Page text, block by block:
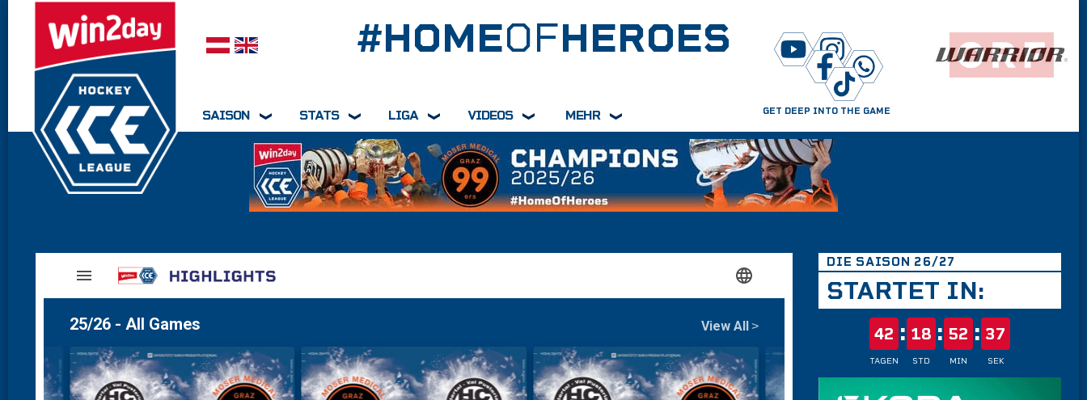
Sprache auswählen #HOMEOFHEROES
SAISON STATS LIGA VIDEOS MEHR GET DEEP INTO THE GAME
DIE SAISON 26/27
STARTET IN:
42
TAGEN
: 18
STD
: 52
MIN
: 36
SEK